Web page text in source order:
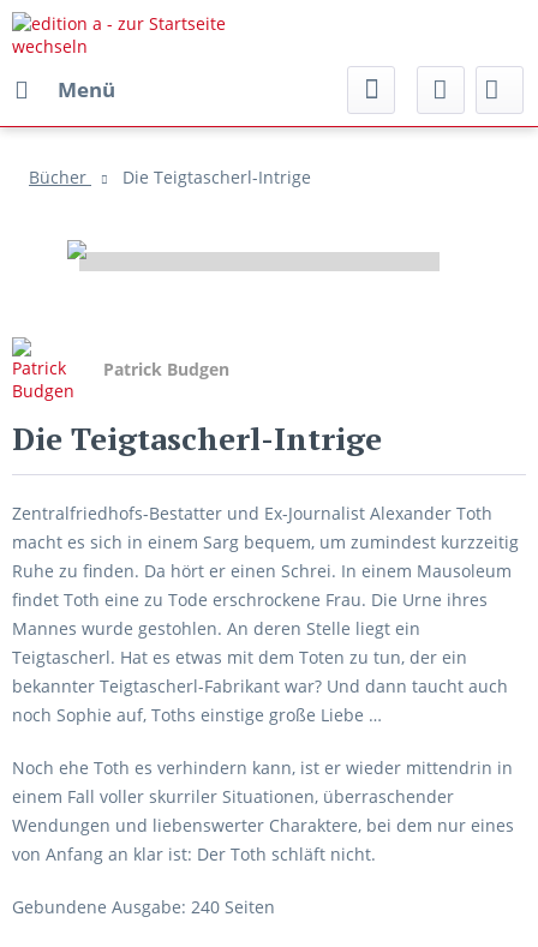
Menü
Bücher Die Teigtascherl-Intrige
Patrick Budgen
Die Teigtascherl-Intrige
Zentralfriedhofs-Bestatter und Ex-Journalist Alexander Toth
macht es sich in einem Sarg bequem, um zumindest kurzzeitig
Ruhe zu finden. Da hört er einen Schrei. In einem Mausoleum
findet Toth eine zu Tode erschrockene Frau. Die Urne ihres
Mannes wurde gestohlen. An deren Stelle liegt ein
Teigtascherl. Hat es etwas mit dem Toten zu tun, der ein
bekannter Teigtascherl-Fabrikant war? Und dann taucht auch
noch Sophie auf, Toths einstige große Liebe …
Noch ehe Toth es verhindern kann, ist er wieder mittendrin in
einem Fall voller skurriler Situationen, überraschender
Wendungen und liebenswerter Charaktere, bei dem nur eines
von Anfang an klar ist: Der Toth schläft nicht.
Gebundene Ausgabe: 240 Seiten